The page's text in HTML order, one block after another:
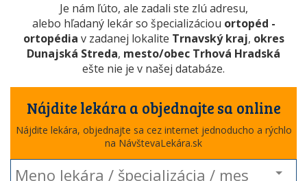
Je nám ľúto, ale zadali ste zlú adresu,
alebo hľadaný lekár so špecializáciou ortopéd -
ortopédia v zadanej lokalite Trnavský kraj, okres
Dunajská Streda, mesto/obec Trhová Hradská
ešte nie je v našej databáze.
Nájdite lekára a objednajte sa online
Nájdite lekára, objednajte sa cez internet jednoducho a rýchlo
na NávštevaLekára.sk